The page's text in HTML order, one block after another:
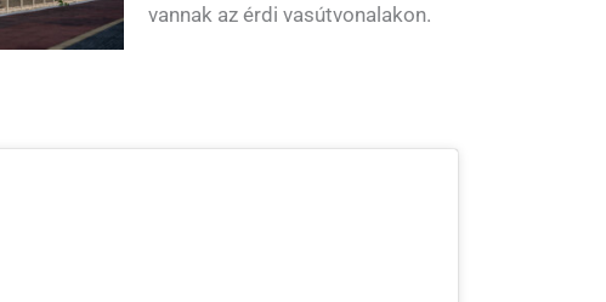
vannak az érdi vasútvonalakon.